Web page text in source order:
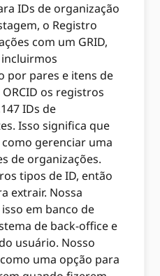
IDs de organização
o Registro
com um GRID,
incluirmos
por pares e itens de
os registros
IDs de
Isso significa que
gerenciar uma
de organizações.
tipos de ID, então
extrair. Nossa
em banco de
de back-office e
usuário. Nosso
uma opção para